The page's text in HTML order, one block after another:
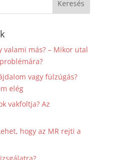
valami más? – Mikor utal
vagy fülzúgás?
elég
vakfoltja? Az
hogy az MR rejti a